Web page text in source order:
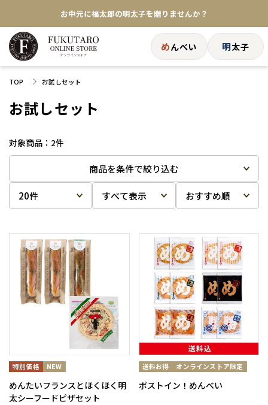
お中元に福太郎の明太子を贈りませんか？
★めんべい25周年記念商品が登場★
【色々な味を試したい方へ】ポストイン！めんべい
めんべい 明太子
TOP お試しセット
お試しセット
商品を条件で絞り込む
2件
めんたいフランスとほくほく明
太シーフードピザセット
ポストイン！めんべい